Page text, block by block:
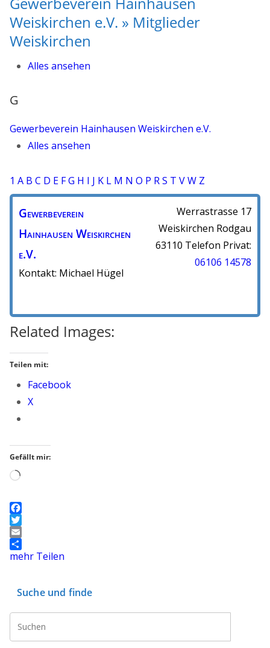
Weiskirchen e.V. » Mitglieder
Weiskirchen
Alles ansehen
G
Gewerbeverein Hainhausen Weiskirchen e.V.
Alles ansehen
1 A B C D E FG H I J K L M N O P RS T VW Z
Gewerbeverein
Hainhausen Weiskirchen
e.V.
Kontakt: Michael Hügel
Werrastrasse 17
Weiskirchen Rodgau
63110 Telefon Privat:
06106 14578
Related Images:
Teilen mit:
Facebook
X
Gefällt mir:
Wird
F
a
c
e
T
w
i
E
m
mehr Teilen
Suche und finde